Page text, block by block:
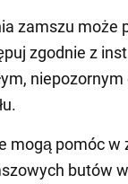
zamszu może
zgodnie z
mogą pomóc w
butów